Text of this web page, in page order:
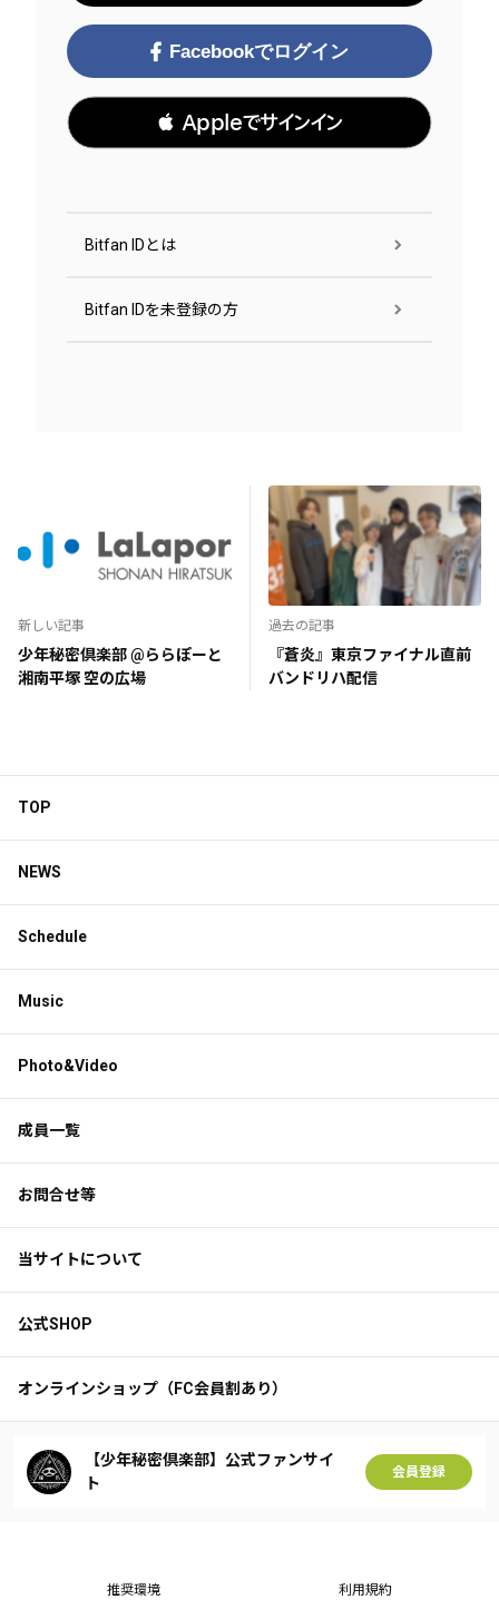
Facebookでログイン
 Appleでサインイン
Bitfan IDとは
Bitfan IDを未登録の方
新しい記事
少年秘密倶楽部 @ららぽーと
湘南平塚 空の広場
過去の記事
『蒼炎』東京ファイナル直前
バンドリハ配信
TOP
NEWS
Schedule
Music
Photo&Video
成員一覧
お問合せ等
当サイトについて
公式SHOP
オンラインショップ（FC会員割あり）
【少年秘密倶楽部】公式ファンサイ
ト
会員登録
推奨環境 利用規約